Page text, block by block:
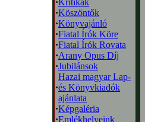
·Kritikák
·Köszöntők
·Könyvajánló
·Fiatal Írók Köre
·Fiatal Írók Rovata
·Arany Opus Díj
·Jubilánsok
·
Hazai magyar Lap-
és Könyvkiadók
ajánlata
·Képgaléria
·Emlékhelyeink